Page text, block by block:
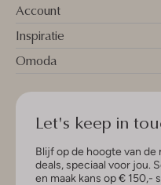
Account
Inspiratie
Omoda
Let's keep in
Blijf op de hoogte van
deals, speciaal voor jou.
en maak kans op € 150,-